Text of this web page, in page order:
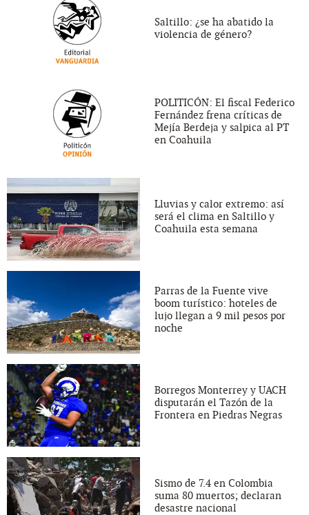
Saltillo: ¿se ha abatido la
violencia de género?
POLITICÓN: El fiscal Federico
Fernández frena críticas de
Mejía Berdeja y salpica al PT
en Coahuila
Lluvias y calor extremo: así
será el clima en Saltillo y
Coahuila esta semana
Parras de la Fuente vive
boom turístico: hoteles de
lujo llegan a 9 mil pesos por
noche
Borregos Monterrey y UACH
disputarán el Tazón de la
Frontera en Piedras Negras
Sismo de 7.4 en Colombia
suma 80 muertos; declaran
desastre nacional